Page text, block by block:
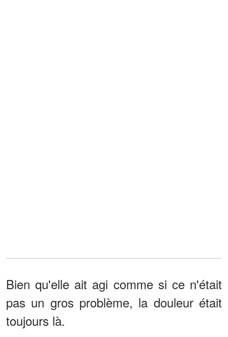
Bien qu'elle ait agi comme si ce n'était
pas un gros problème, la douleur était
toujours là.